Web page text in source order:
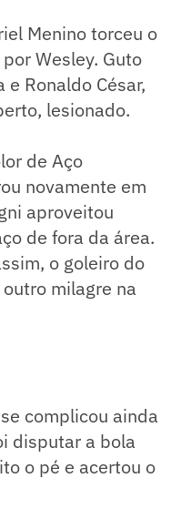
Menino torceu o
Wesley. Guto
Ronaldo César,
lesionado.
de Aço
novamente em
aproveitou
de fora da área.
o goleiro do
milagre na
complicou ainda
disputar a bola
o pé e acertou o